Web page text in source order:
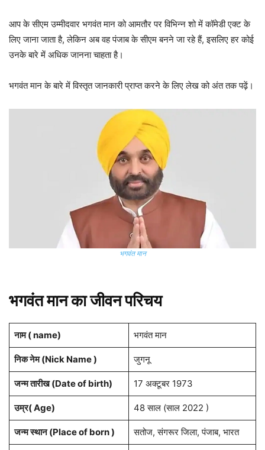
आप के सीएम उम्मीदवार भगवंत मान को आमतौर पर विभिन्न शो में कॉमेडी एक्ट के
लिए जाना जाता है, लेकिन अब वह पंजाब के सीएम बनने जा रहे हैं, इसलिए हर कोई
उनके बारे में अधिक जानना चाहता है।
भगवंत मान के बारे में विस्तृत जानकारी प्राप्त करने के लिए लेख को अंत तक पढ़ें।
भगवंत मान
भगवंत मान का जीवन परिचय
नाम ( name) भगवंत मान
निक नेम (Nick Name ) जुगनू
जन्म तारीख (Date of birth) 17 अक्टूबर 1973
उम्र( Age) 48 साल (साल 2022 )
जन्म स्थान (Place of born ) सतोज, संगरूर जिला, पंजाब, भारत